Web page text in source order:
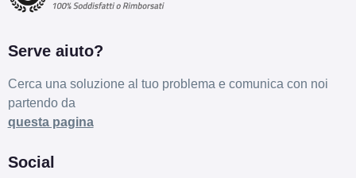
Serve aiuto?
Cerca una soluzione al tuo problema e comunica con noi
partendo da
questa pagina
Social